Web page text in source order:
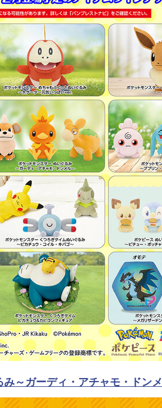
～ガーディ・アチャモ・ドン